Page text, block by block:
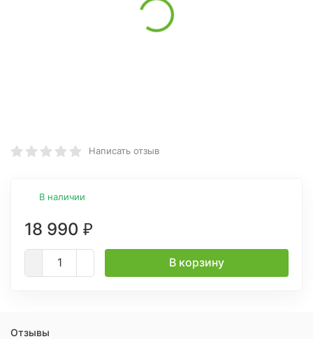
Написать отзыв
В наличии
18 990 ₽
В корзину
Отзывы